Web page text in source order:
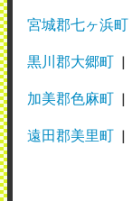
宮城郡七ヶ浜町
黒川郡大郷町
加美郡色麻町
遠田郡美里町